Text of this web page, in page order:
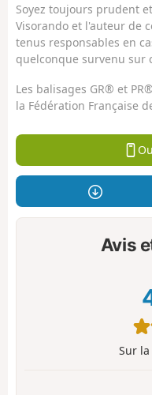
Soyez toujours prudent
Visorando et l'auteur de
tenus responsables en
quelconque survenu sur
Les balisages GR® et
la Fédération Française
Avis
Sur